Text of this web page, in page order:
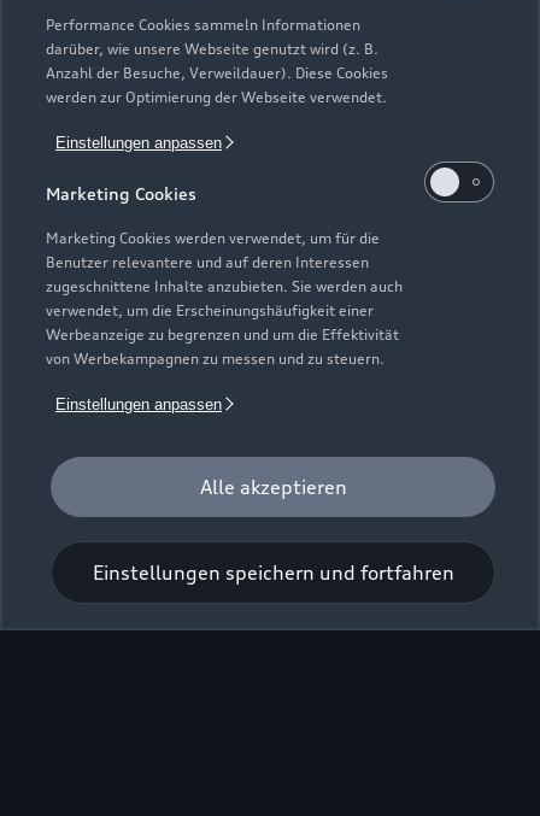
Performance Cookies sammeln Informationen
darüber, wie unsere Webseite genutzt wird (z. B.
Anzahl der Besuche, Verweildauer). Diese Cookies
werden zur Optimierung der Webseite verwendet.
Einstellungen anpassen
Marketing Cookies
Marketing Cookies werden verwendet, um für die
Benutzer relevantere und auf deren Interessen
zugeschnittene Inhalte anzubieten. Sie werden auch
verwendet, um die Erscheinungshäufigkeit einer
Werbeanzeige zu begrenzen und um die Effektivität
von Werbekampagnen zu messen und zu steuern.
Einstellungen anpassen
Alle akzeptieren
Einstellungen speichern und fortfahren
Zur Inspektion
Zurück nach oben
Modelle
Alle Modelle